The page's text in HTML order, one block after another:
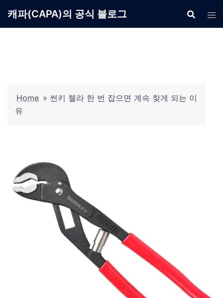
캐파(CAPA)의 공식 블로그
Home » 썬키 첼라 한 번 잡으면 계속 찾게 되는 이
유